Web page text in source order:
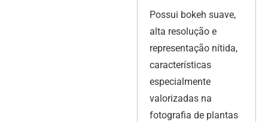
Possui bokeh suave,
alta resolução e
representação nítida,
características
especialmente
valorizadas na
fotografia de plantas